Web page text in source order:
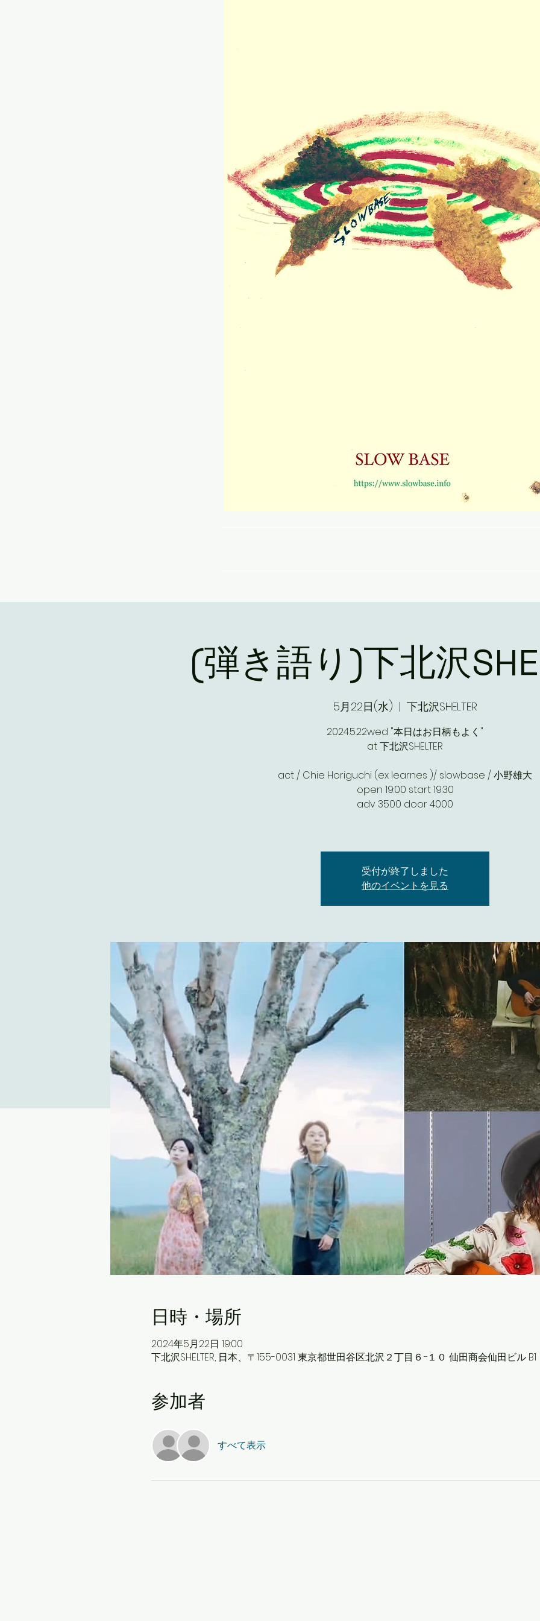
(弾き語り)下北沢
5月22日(水)
  |
下北沢SHELTER
2024.5.22wed "本日はお日柄もよく"
at 下北沢SHELTER
act / Chie Horiguchi (ex learnes )/ slowbase / 小野雄大
open 19:00 start 19:30
adv 3500 door 4000
受付が終了しました
他のイベントを見る
日時・場所
2024年5月22日 19:00
下北沢SHELTER, 日本、〒155-0031 東京都世田谷区北沢２丁目６−１０ 仙田商会仙田ビル B1
参加者
すべて表示